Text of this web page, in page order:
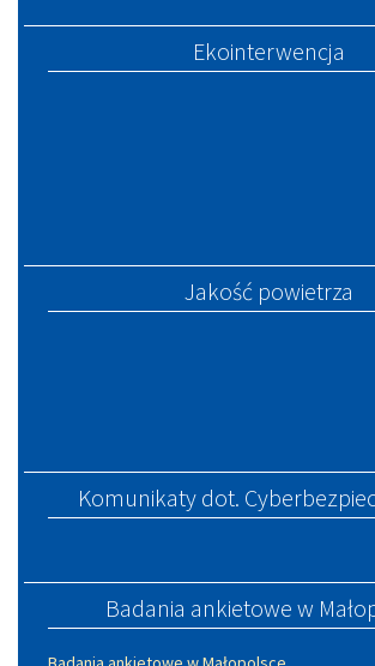
Ekointerwencja
Jakość powietrza
Komunikaty dot.
Badania ankietowe w